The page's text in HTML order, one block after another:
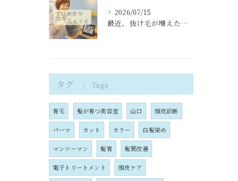
2026/07/15
最近、抜け毛が増えた気がする…
タグ Tags
育毛 髪が育つ美容室 山口 頭皮診断
パーマ カット カラー 白髪染め
マンツーマン 髪育 髪質改善
電子トリートメント 頭皮ケア